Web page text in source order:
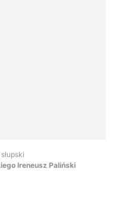
Ireneusz Paliński